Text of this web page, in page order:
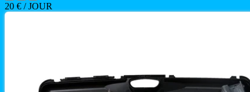
20 € / JOUR